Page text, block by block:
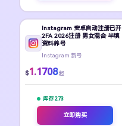
Instagram 安卓自动注册已开
2FA 2026注册 男女混合 半填
资料养号
Instagram 新号
$1.1708 起
库存 273
立即购买